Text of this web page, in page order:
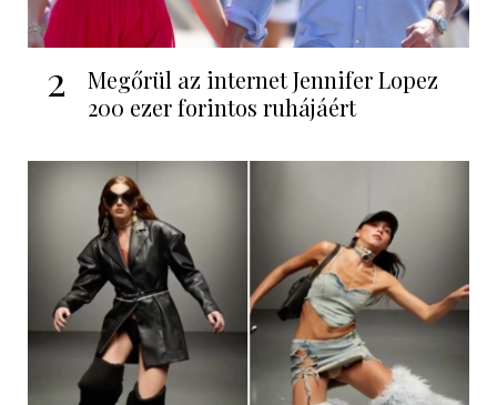
2
Megőrül az internet Jennifer Lopez
200 ezer forintos ruhájáért